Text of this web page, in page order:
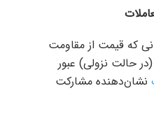
که قیمت از مقاومت
حالت نزولی) عبور
نشان‌دهنده مشارکت